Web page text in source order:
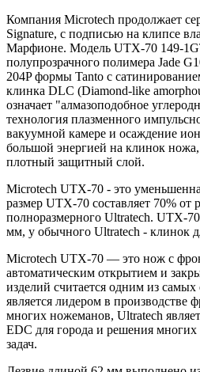
Компания Microtech продолжает
Signature, с подписью на клипсе
Марфионе. Модель UTX-70 149-
полупрозрачного полимера Jade
204P формы Tanto с
клинка DLC (Diamond-like
означает "алмазоподобное
технология плазменного
вакуумной камере и осаждение
большой энергией на клинок
плотный защитный слой.
Microtech UTX-70 - это
размер UTX-70 составляет 70% от
полноразмерного Ultratech. UTX-
мм, у обычного Ultratech - клинок
Microtech UTX-70 — это нож с
автоматическим открытием и
изделий считается одним из
является лидером в
многих ножеманов, Ultratech
EDC для города и решения
задач.